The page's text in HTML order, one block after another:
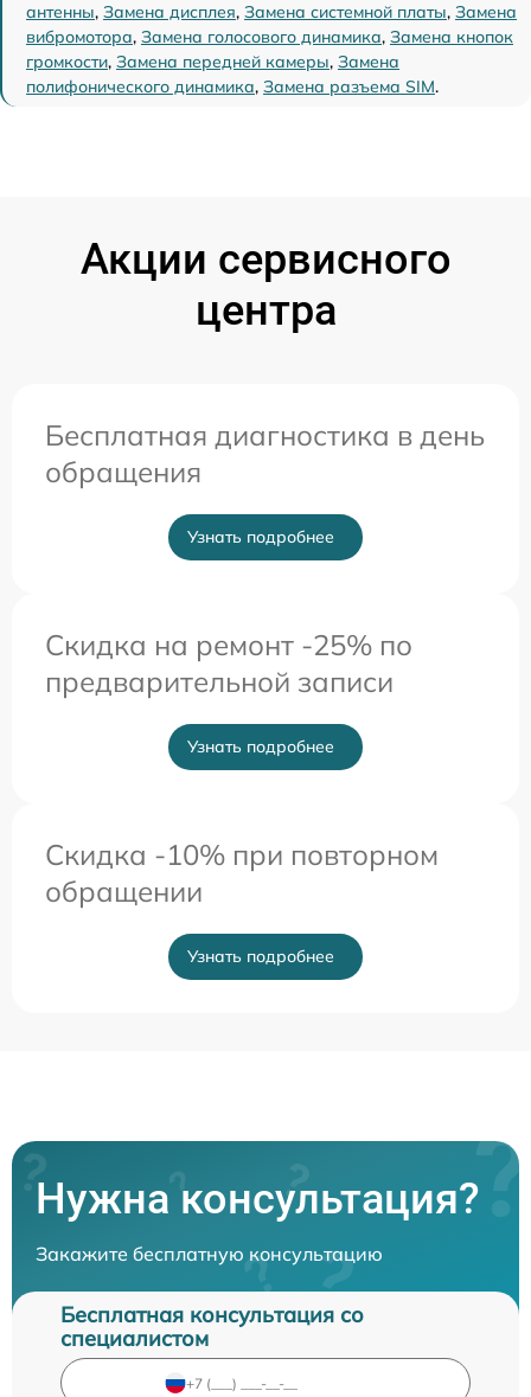
антенны, Замена дисплея, Замена системной платы, Замена
вибромотора, Замена голосового динамика, Замена кнопок
громкости, Замена передней камеры, Замена
полифонического динамика, Замена разъема SIM.
Акции сервисного
центра
Бесплатная диагностика в день
обращения
Узнать подробнее
Скидка на ремонт -25% по
предварительной записи
Узнать подробнее
Скидка -10% при повторном
обращении
Узнать подробнее
Нужна консультация?
Закажите бесплатную консультацию
Бесплатная консультация со
специалистом